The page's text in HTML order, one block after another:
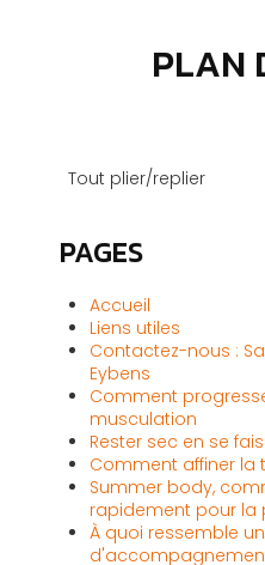
PLAN
Tout plier/replier
PAGES
Accueil
Liens utiles
Contactez-nous :
Eybens
Comment
musculation
Rester sec en se
Comment affiner la
Summer body,
rapidement pour la
À quoi ressemble